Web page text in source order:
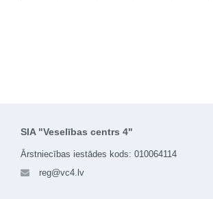
SIA "Veselības centrs 4"
Ārstniecības iestādes kods: 010064114
reg@vc4.lv